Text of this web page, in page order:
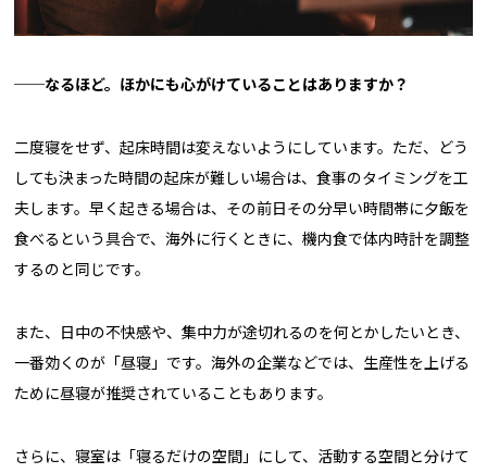
──なるほど。ほかにも心がけていることはありますか？
二度寝をせず、起床時間は変えないようにしています。ただ、どう
しても決まった時間の起床が難しい場合は、食事のタイミングを工
夫します。早く起きる場合は、その前日その分早い時間帯に夕飯を
食べるという具合で、海外に行くときに、機内食で体内時計を調整
するのと同じです。
また、日中の不快感や、集中力が途切れるのを何とかしたいとき、
一番効くのが「昼寝」です。海外の企業などでは、生産性を上げる
ために昼寝が推奨されていることもあります。
さらに、寝室は「寝るだけの空間」にして、活動する空間と分けて